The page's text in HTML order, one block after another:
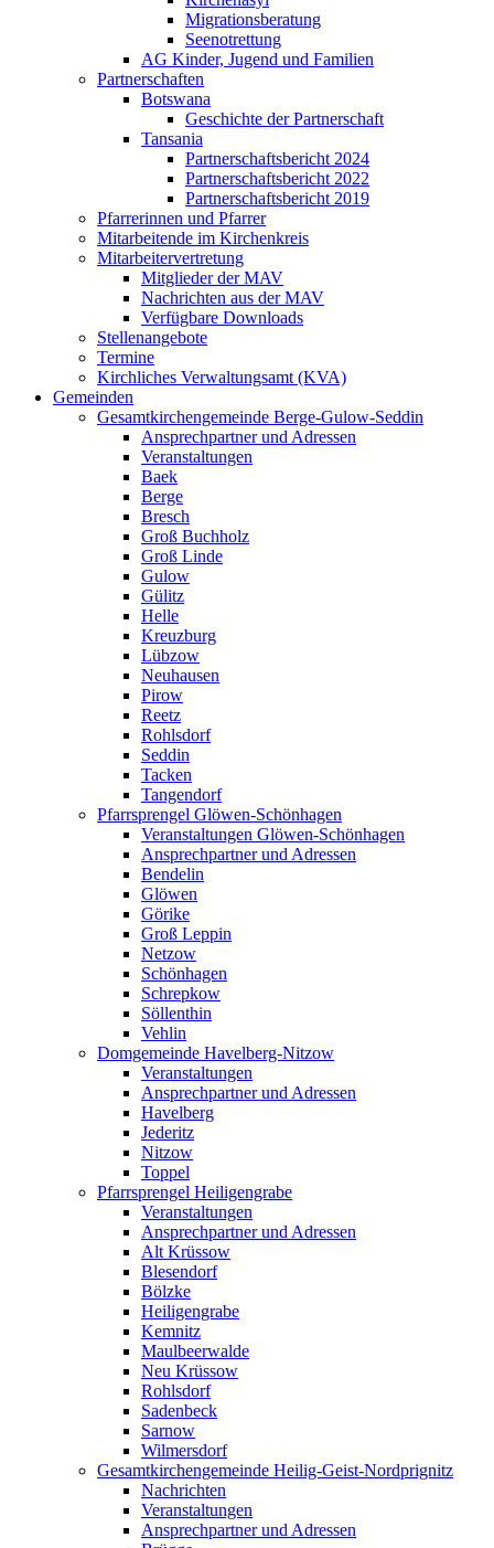
Migrationsberatung
Seenotrettung
AG Kinder, Jugend und Familien
Partnerschaften
Botswana
Geschichte der Partnerschaft
Tansania
Partnerschaftsbericht 2024
Partnerschaftsbericht 2022
Partnerschaftsbericht 2019
Pfarrerinnen und Pfarrer
Mitarbeitende im Kirchenkreis
Mitarbeitervertretung
Mitglieder der MAV
Nachrichten aus der MAV
Verfügbare Downloads
Stellenangebote
Termine
Kirchliches Verwaltungsamt (KVA)
Gemeinden
Gesamtkirchengemeinde Berge-Gulow-Seddin
Ansprechpartner und Adressen
Veranstaltungen
Baek
Berge
Bresch
Groß Buchholz
Groß Linde
Gulow
Gülitz
Helle
Kreuzburg
Lübzow
Neuhausen
Pirow
Reetz
Rohlsdorf
Seddin
Tacken
Tangendorf
Pfarrsprengel Glöwen-Schönhagen
Veranstaltungen Glöwen-Schönhagen
Ansprechpartner und Adressen
Bendelin
Glöwen
Görike
Groß Leppin
Netzow
Schönhagen
Schrepkow
Söllenthin
Vehlin
Domgemeinde Havelberg-Nitzow
Veranstaltungen
Ansprechpartner und Adressen
Havelberg
Jederitz
Nitzow
Toppel
Pfarrsprengel Heiligengrabe
Veranstaltungen
Ansprechpartner und Adressen
Alt Krüssow
Blesendorf
Bölzke
Heiligengrabe
Kemnitz
Maulbeerwalde
Neu Krüssow
Rohlsdorf
Sadenbeck
Sarnow
Wilmersdorf
Gesamtkirchengemeinde Heilig-Geist-Nordprignitz
Nachrichten
Veranstaltungen
Ansprechpartner und Adressen